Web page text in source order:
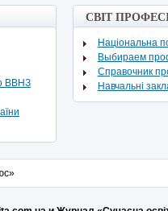
ВВНЗ
СВІТ
Національна
Выбираем
Cправочник
Навчальні